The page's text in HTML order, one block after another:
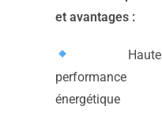
et avantages :
Haute
performance
énergétique